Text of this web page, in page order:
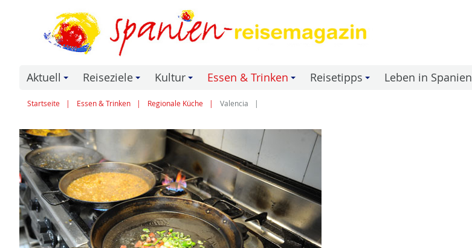
Aktuell Reiseziele Kultur Essen & Trinken Reisetipps Leben in Spanien
Startseite Essen & Trinken Regionale Küche Valencia